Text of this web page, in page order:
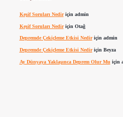
Keşif Soruları Nediriçin admin
Keşif Soruları Nediriçin Otağ
Depremde Çekiçleme Etkisi Nediriçin admin
Depremde Çekiçleme Etkisi Nediriçin Beyza
Ay Dünyaya Yaklaşınca Deprem Olur Mu için